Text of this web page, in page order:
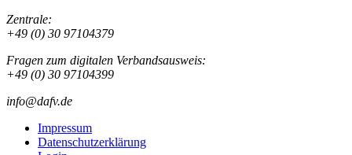
Zentrale:
+49 (0) 30 97104379
Fragen zum digitalen Verbandsausweis:
+49 (0) 30 97104399
info@dafv.de
Impressum
Datenschutzerklärung